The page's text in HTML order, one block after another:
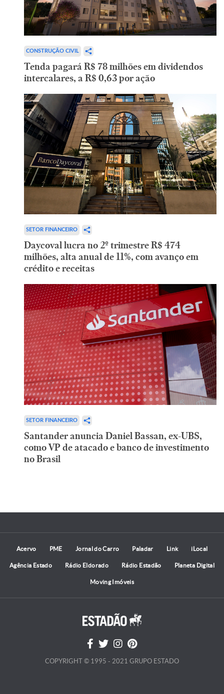
CONSTRUÇÃO CIVIL
Tenda pagará R$ 78 milhões em dividendos
intercalares, a R$ 0,63 por ação
SETOR FINANCEIRO
Daycoval lucra no 2º trimestre R$ 474
milhões, alta anual de 11%, com avanço em
crédito e receitas
SETOR FINANCEIRO
Santander anuncia Daniel Bassan, ex-UBS,
como VP de atacado e banco de investimento
no Brasil
Acervo PME Jornal do Carro Paladar Link iLocal
Agência Estado Rádio Eldorado Rádio Estadão Planeta Digital
Moving Imóveis
COPYRIGHT © 1995 - 2021 GRUPO ESTADO